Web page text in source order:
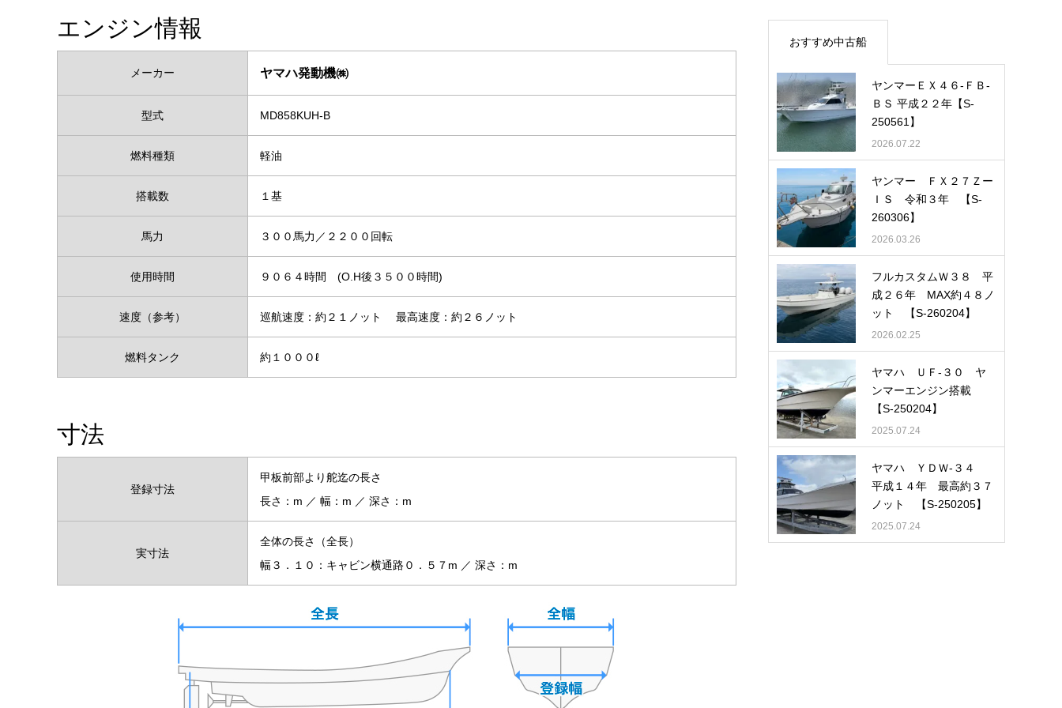
エンジン情報
メーカー ヤマハ発動機㈱
型式 MD858KUH-B
燃料種類 軽油
搭載数 １基
馬力 ３００馬力／２２００回転
使用時間 ９０６４時間 (O.H後３５００時間)
速度（参考） 巡航速度：約２１ノット 最高速度：約２６ノット
燃料タンク 約１０００ℓ
寸法
登録寸法
甲板前部より舵迄の長さ
長さ：m ／ 幅：m ／ 深さ：m
実寸法
全体の長さ（全長）
幅３．１０：キャビン横通路０．５７m ／ 深さ：m
おすすめ中古船
ヤンマーＥＸ４６-ＦＢ-
ＢＳ 平成２２年【S-
250561】
2026.07.22
ヤンマー ＦＸ２７Ｚー
ＩＳ 令和３年 【S-
260306】
2026.03.26
フルカスタムＷ３８ 平
成２６年 MAX約４８ノ
ット 【S-260204】
2026.02.25
ヤマハ ＵＦ-３０ ヤ
ンマーエンジン搭載
【S-250204】
2025.07.24
ヤマハ ＹＤＷ-３４
平成１４年 最高約３７
ノット 【S-250205】
2025.07.24